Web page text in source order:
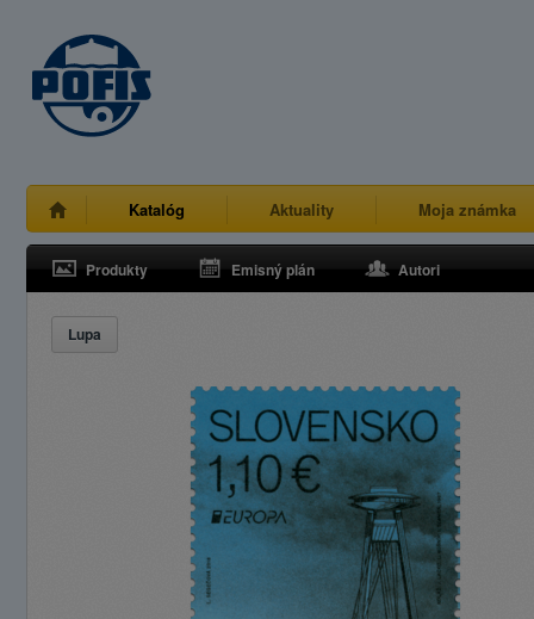
Katalóg Aktuality Moja známka
Produkty Emisný plán Autori
Lupa